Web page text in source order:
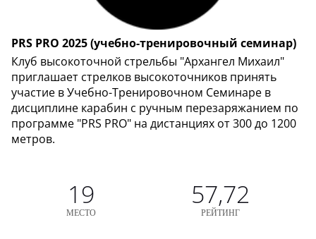
PRS PRO 2025 (учебно-тренировочный семинар)
Клуб высокоточной стрельбы "Архангел Михаил"
приглашает стрелков высокоточников принять
участие в Учебно-Тренировочном Семинаре в
дисциплине карабин с ручным перезаряжанием по
программе "PRS PRO" на дистанциях от 300 до 1200
метров.
19
МЕСТО
57,72
РЕЙТИНГ